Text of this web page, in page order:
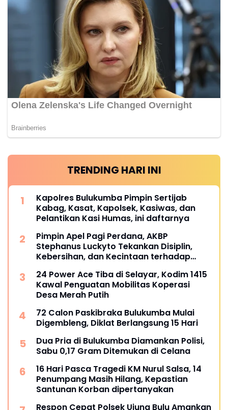
TRENDING HARI INI
Kapolres Bulukumba Pimpin Sertijab
Kabag, Kasat, Kapolsek, Kasiwas, dan
Pelantikan Kasi Humas, ini daftarnya
Pimpin Apel Pagi Perdana, AKBP
Stephanus Luckyto Tekankan Disiplin,
Kebersihan, dan Kecintaan terhadap
24 Power Ace Tiba di Selayar, Kodim 1415
Kawal Penguatan Mobilitas Koperasi
Desa Merah Putih
72 Calon Paskibraka Bulukumba Mulai
Digembleng, Diklat Berlangsung 15 Hari
Dua Pria di Bulukumba Diamankan Polisi,
Sabu 0,17 Gram Ditemukan di Celana
16 Hari Pasca Tragedi KM Nurul Salsa, 14
Penumpang Masih Hilang, Kepastian
Santunan Korban dipertanyakan
Respon Cepat Polsek Ujung Bulu Amankan